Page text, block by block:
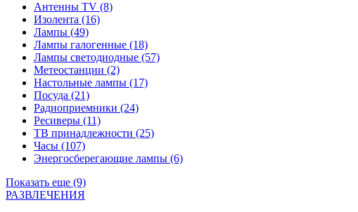
Антенны TV (8)
Изолента (16)
Лампы (49)
Лампы галогенные (18)
Лампы светодиодные (57)
Метеостанции (2)
Настольные лампы (17)
Посуда (21)
Радиоприемники (24)
Ресиверы (11)
ТВ принадлежности (25)
Часы (107)
Энергосберегающие лампы (6)
Показать еще (9)
РАЗВЛЕЧЕНИЯ